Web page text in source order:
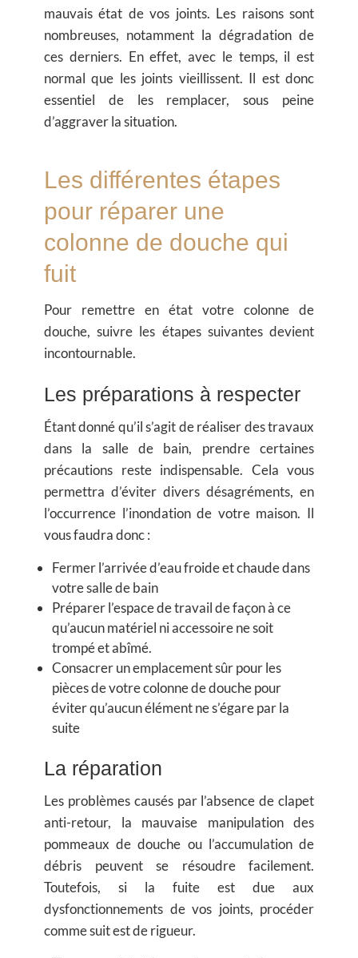
mauvais état de vos joints. Les raisons sont
nombreuses, notamment la dégradation de
ces derniers. En effet, avec le temps, il est
normal que les joints vieillissent. Il est donc
essentiel de les remplacer, sous peine
d’aggraver la situation.
Les différentes étapes
pour réparer une
colonne de douche qui
fuit
Pour remettre en état votre colonne de
douche, suivre les étapes suivantes devient
incontournable.
Les préparations à respecter
Étant donné qu’il s’agit de réaliser des travaux
dans la salle de bain, prendre certaines
précautions reste indispensable. Cela vous
permettra d’éviter divers désagréments, en
l’occurrence l’inondation de votre maison. Il
vous faudra donc :
Fermer l’arrivée d’eau froide et chaude dans
votre salle de bain
Préparer l’espace de travail de façon à ce
qu’aucun matériel ni accessoire ne soit
trompé et abîmé.
Consacrer un emplacement sûr pour les
pièces de votre colonne de douche pour
éviter qu’aucun élément ne s’égare par la
suite
La réparation
Les problèmes causés par l’absence de clapet
anti-retour, la mauvaise manipulation des
pommeaux de douche ou l’accumulation de
débris peuvent se résoudre facilement.
Toutefois, si la fuite est due aux
dysfonctionnements de vos joints, procéder
comme suit est de rigueur.